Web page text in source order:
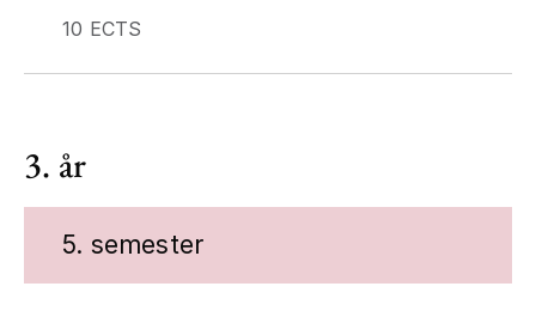
10 ECTS
3. år
5. semester